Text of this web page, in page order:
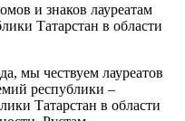
и знаков лауреатам
Татарстан в области
мы чествуем лауреатов
республики –
Татарстан в области